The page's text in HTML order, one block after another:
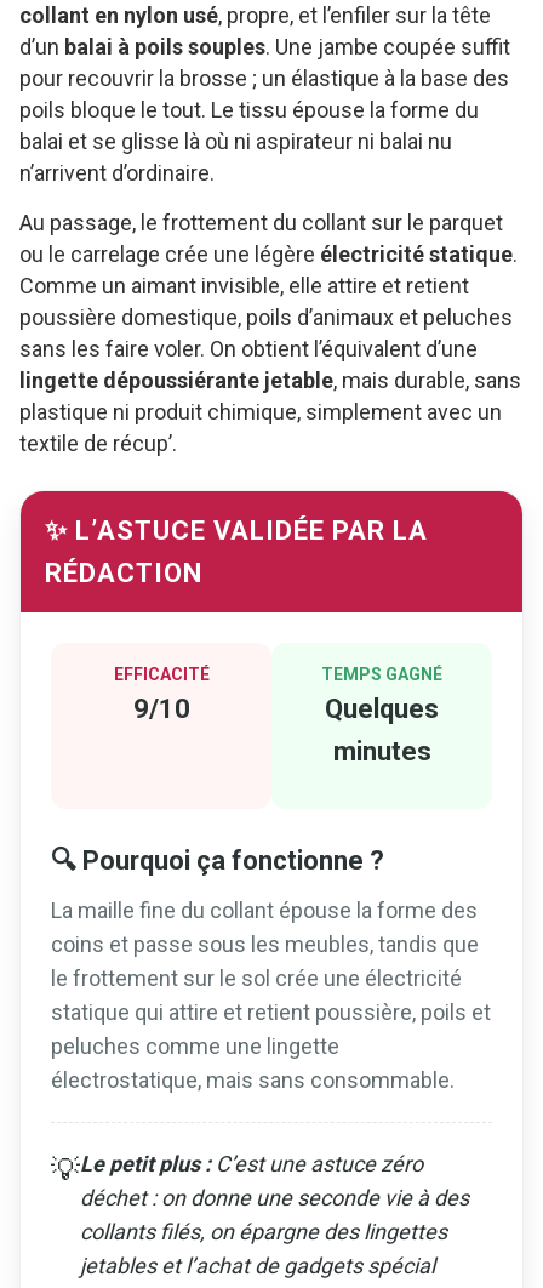
collant en nylon usé, propre, et l’enfiler sur la tête
d’un balai à poils souples. Une jambe coupée suffit
pour recouvrir la brosse ; un élastique à la base des
poils bloque le tout. Le tissu épouse la forme du
balai et se glisse là où ni aspirateur ni balai nu
n’arrivent d’ordinaire.
Au passage, le frottement du collant sur le parquet
ou le carrelage crée une légère électricité statique.
Comme un aimant invisible, elle attire et retient
poussière domestique, poils d’animaux et peluches
sans les faire voler. On obtient l’équivalent d’une
lingette dépoussiérante jetable, mais durable, sans
plastique ni produit chimique, simplement avec un
textile de récup’.
✨ L’ASTUCE VALIDÉE PAR LA
RÉDACTION
EFFICACITÉ
9/10
TEMPS GAGNÉ
Quelques
minutes
🔍 Pourquoi ça fonctionne ?
La maille fine du collant épouse la forme des
coins et passe sous les meubles, tandis que
le frottement sur le sol crée une électricité
statique qui attire et retient poussière, poils et
peluches comme une lingette
électrostatique, mais sans consommable.
💡Le petit plus :C’est une astuce zéro
déchet : on donne une seconde vie à des
collants filés, on épargne des lingettes
jetables et l’achat de gadgets spécial